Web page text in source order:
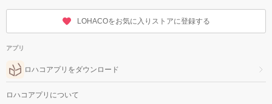
LOHACOをお気に入りストアに登録する
アプリ
ロハコアプリをダウンロード
ロハコアプリについて